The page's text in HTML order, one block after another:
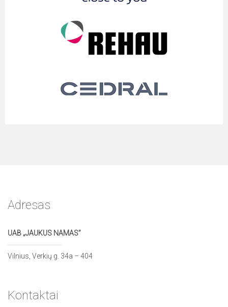
Adresas
UAB „JAUKUS NAMAS”
Vilnius, Verkių g. 34a – 404
Kontaktai